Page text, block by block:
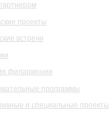
проекты
встречи
филармонии
программы
и специальные проекты